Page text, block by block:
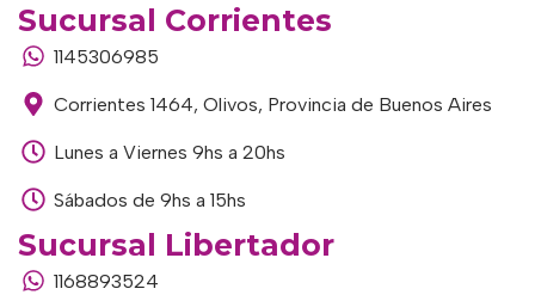
Sucursal Corrientes
1145306985
Corrientes 1464, Olivos, Provincia de Buenos Aires
Lunes a Viernes 9hs a 20hs
Sábados de 9hs a 15hs
Sucursal Libertador
1168893524